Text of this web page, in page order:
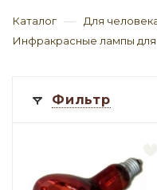
Каталог — Для
Инфракрасные лампы для
Фильтр